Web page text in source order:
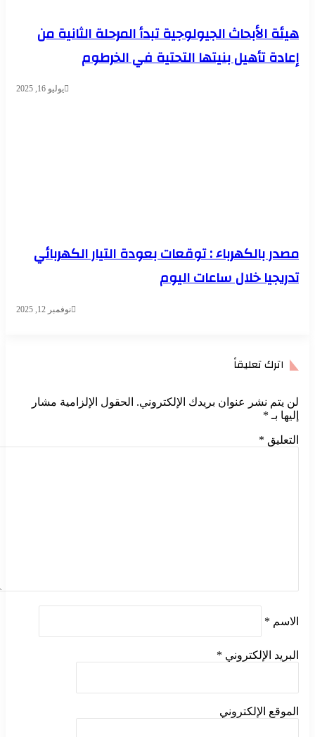
هيئة الأبحاث الجيولوجية تبدأ المرحلة الثانية من
إعادة تأهيل بنيتها التحتية في الخرطوم
يوليو 16, 2025
مصدر بالكهرباء : توقعات بعودة التيار الكهربائي
تدريجيا خلال ساعات اليوم
نوفمبر 12, 2025
اترك تعليقاً
لن يتم نشر عنوان بريدك الإلكتروني.
الحقول الإلزامية مشار
إليها بـ *
التعليق *
الاسم *
البريد الإلكتروني *
الموقع الإلكتروني